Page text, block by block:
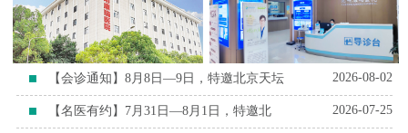
【会诊通知】8月8日—9日，特邀北京天坛 2026-08-02
【名医有约】7月31日—8月1日，特邀北 2026-07-25